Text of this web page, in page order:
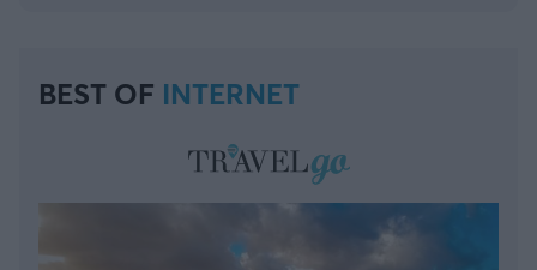
BEST OF INTERNET